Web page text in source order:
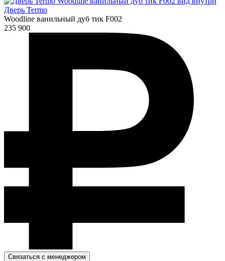
Дверь Termo
Woodline ванильный дуб тик F002
235 900
Связаться с менеджером